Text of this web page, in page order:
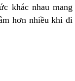
khác nhau mang
hơn nhiều khi đi